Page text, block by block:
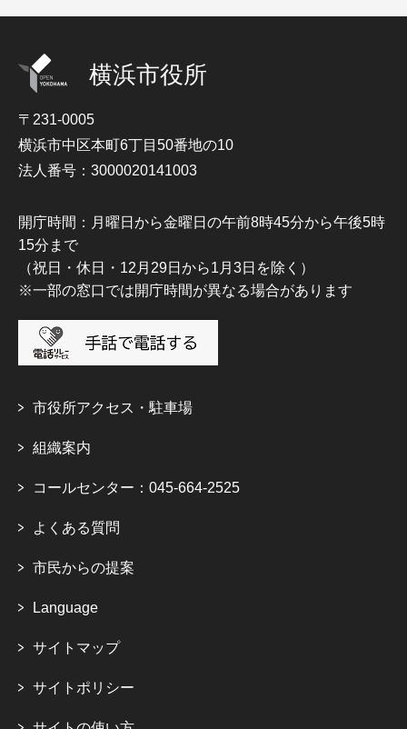
横浜市役所
〒231-0005
横浜市中区本町6丁目50番地の10
法人番号：3000020141003
開庁時間：月曜日から金曜日の午前8時45分から午後5時
15分まで
（祝日・休日・12月29日から1月3日を除く）
※一部の窓口では開庁時間が異なる場合があります
市役所アクセス・駐車場
組織案内
コールセンター：045-664-2525
よくある質問
市民からの提案
Language
サイトマップ
サイトポリシー